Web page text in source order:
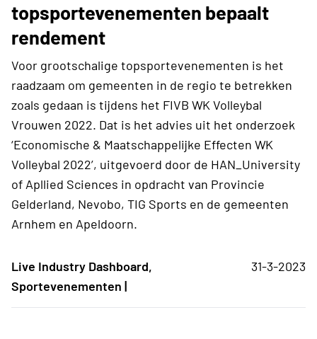
topsportevenementen bepaalt
rendement
Voor grootschalige topsportevenementen is het
raadzaam om gemeenten in de regio te betrekken
zoals gedaan is tijdens het FIVB WK Volleybal
Vrouwen 2022. Dat is het advies uit het onderzoek
‘Economische & Maatschappelijke Effecten WK
Volleybal 2022’, uitgevoerd door de HAN_University
of Apllied Sciences in opdracht van Provincie
Gelderland, Nevobo, TIG Sports en de gemeenten
Arnhem en Apeldoorn.
Live Industry Dashboard,
Sportevenementen |
31-3-2023